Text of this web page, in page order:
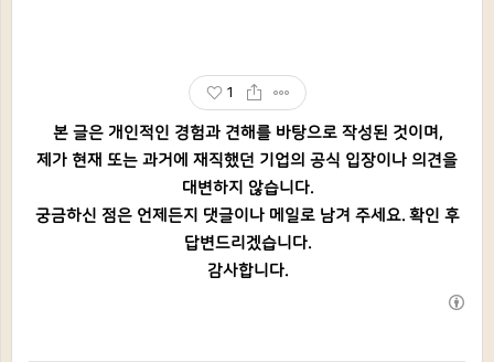
1
본 글은 개인적인 경험과 견해를 바탕으로 작성된 것이며,
제가 현재 또는 과거에 재직했던 기업의 공식 입장이나 의견을
대변하지 않습니다.
궁금하신 점은 언제든지 댓글이나 메일로 남겨 주세요. 확인 후
답변드리겠습니다.
감사합니다.